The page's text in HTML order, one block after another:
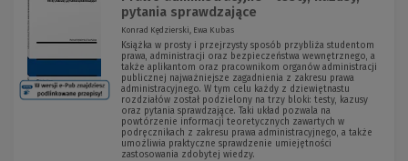
pytania sprawdzające
Konrad Kędzierski, Ewa Kubas
Książka w prosty i przejrzysty sposób przybliża studentom
prawa, administracji oraz bezpieczeństwa wewnętrznego, a
także aplikantom oraz pracownikom organów administracji
publicznej najważniejsze zagadnienia z zakresu prawa
administracyjnego. W tym celu każdy z dziewiętnastu
rozdziałów został podzielony na trzy bloki: testy, kazusy
oraz pytania sprawdzające. Taki układ pozwala na
powtórzenie informacji teoretycznych zawartych w
podręcznikach z zakresu prawa administracyjnego, a także
umożliwia praktyczne sprawdzenie umiejętności
zastosowania zdobytej wiedzy.